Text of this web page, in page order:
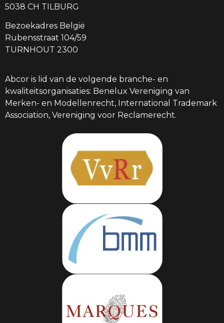
5038 CH TILBURG
Bezoekadres België
Rubensstraat 104/59
TURNHOUT 2300
Abcor is lid van de volgende branche- en
kwaliteitsorganisaties: Benelux Vereniging van
Merken- en Modellenrecht, International Trademark
Association, Vereniging voor Reclamerecht.